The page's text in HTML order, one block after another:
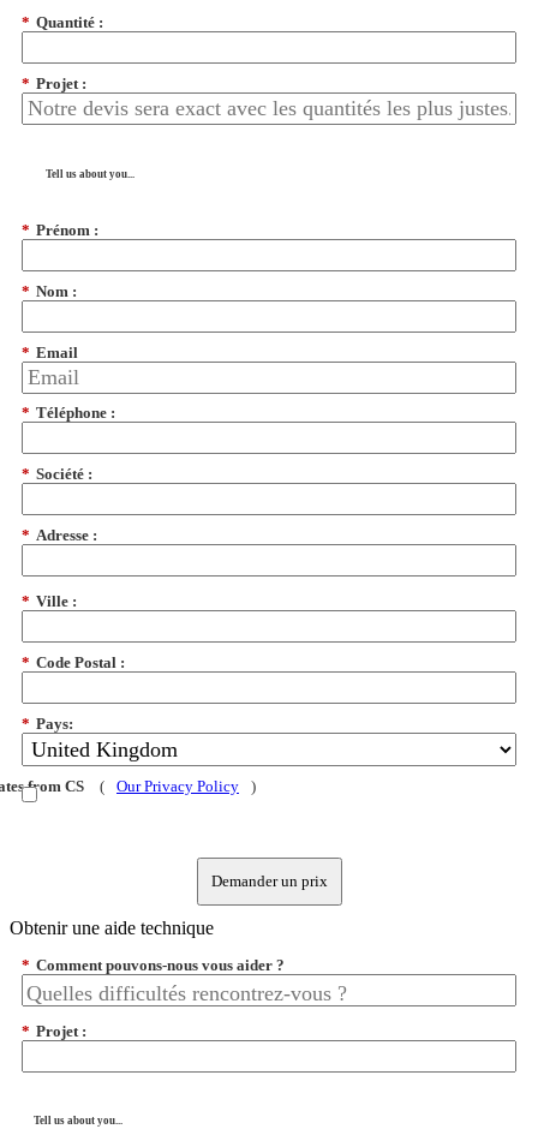
* Quantité :
* Projet :
Tell us about you...
* Prénom :
* Nom :
* Email
* Téléphone :
* Société :
* Adresse :
* Ville :
* Code Postal :
* Pays:
from CS ( Our Privacy Policy )
Demander un prix
Obtenir une aide technique
* Comment pouvons-nous vous aider ?
* Projet :
Tell us about you...